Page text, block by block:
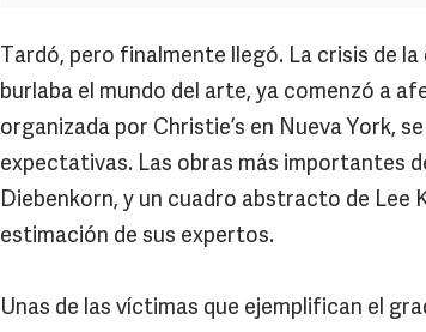
Tardó, pero finalmente llegó. La crisis de
burlaba el mundo del arte, ya comenzó a
organizada por Christie’s en Nueva York,
expectativas. Las obras más importantes
Diebenkorn, y un cuadro abstracto de Lee
estimación de sus expertos.
Unas de las víctimas que ejemplifican el